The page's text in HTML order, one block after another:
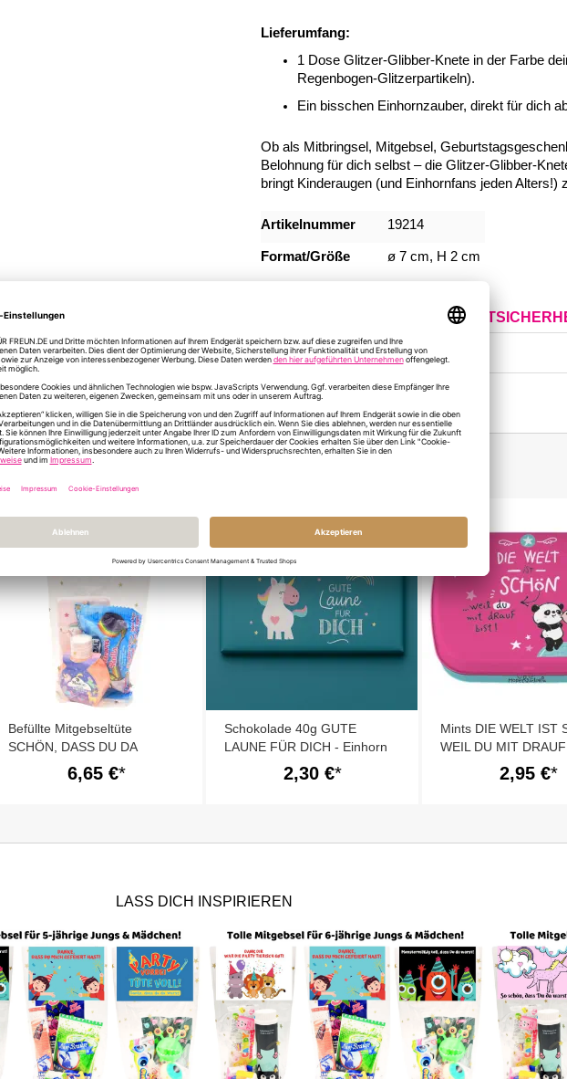
Lieferumfang:
1 Dose Glitzer-Glibber-Knete in der Farbe
Regenbogen-Glitzerpartikeln).
Ein bisschen Einhornzauber, direkt für dich
Ob als Mitbringsel, Mitgebsel,
Belohnung für dich selbst – die Glitzer-Glibber-
bringt Kinderaugen (und Einhornfans jeden Alters!)
Mehr
Artikelnummer 19214
Format/Größe ø 7 cm, H 2 cm
INFORMATIONEN ZUR
DU HAST NOCH FRAGEN?
Befüllte Mitgebseltüte
SCHÖN, DASS DU DA
WARST! - Einhorn # 1
6,65 €
Schokolade 40g GUTE
LAUNE FÜR DICH - Einhorn
2,30 €
Mints DIE WELT IST
WEIL DU MIT
2,95 €
LASS DICH INSPIRIEREN